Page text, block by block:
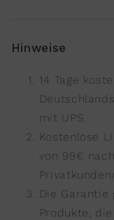
Hinweise
14 Tage
mit UPS.
Kostenlose
von 99€
Die
Produkte,